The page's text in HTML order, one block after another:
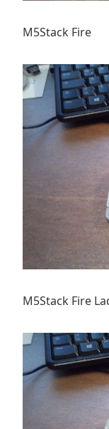
M5Stack Fire
M5Stack Fire